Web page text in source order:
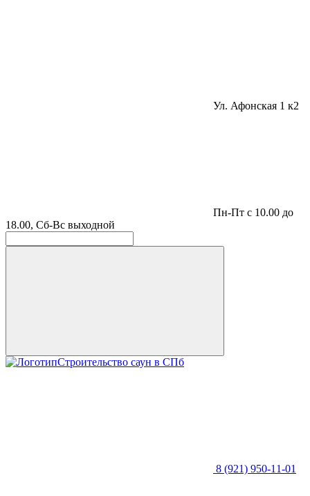
Ул. Афонская 1 к2
Пн-Пт с 10.00 до
18.00, Сб-Вс выходной
Строительство саун в СПб
8 (921) 950-11-01